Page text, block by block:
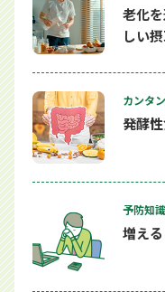
老化
しい
カンタ
発酵
予防知識
増え